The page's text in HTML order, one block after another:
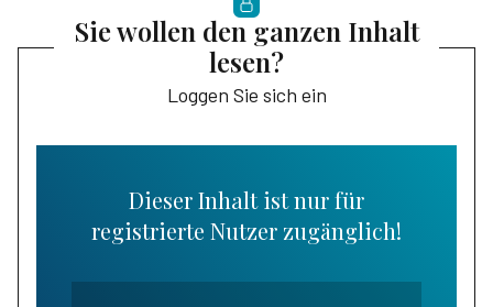
Sie wollen den ganzen Inhalt
lesen?
Loggen Sie sich ein
Dieser Inhalt ist nur für
registrierte Nutzer zugänglich!